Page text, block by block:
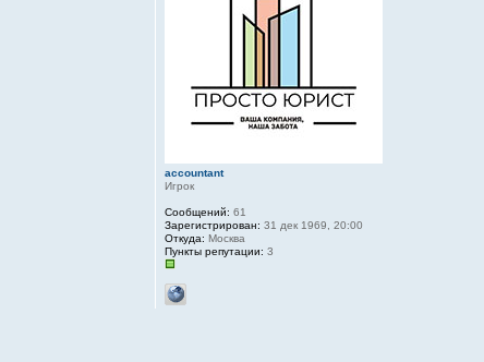
accountant
Игрок
Сообщений: 61
Зарегистрирован: 31 дек 1969, 20:00
Откуда: Москва
Пункты репутации: 3